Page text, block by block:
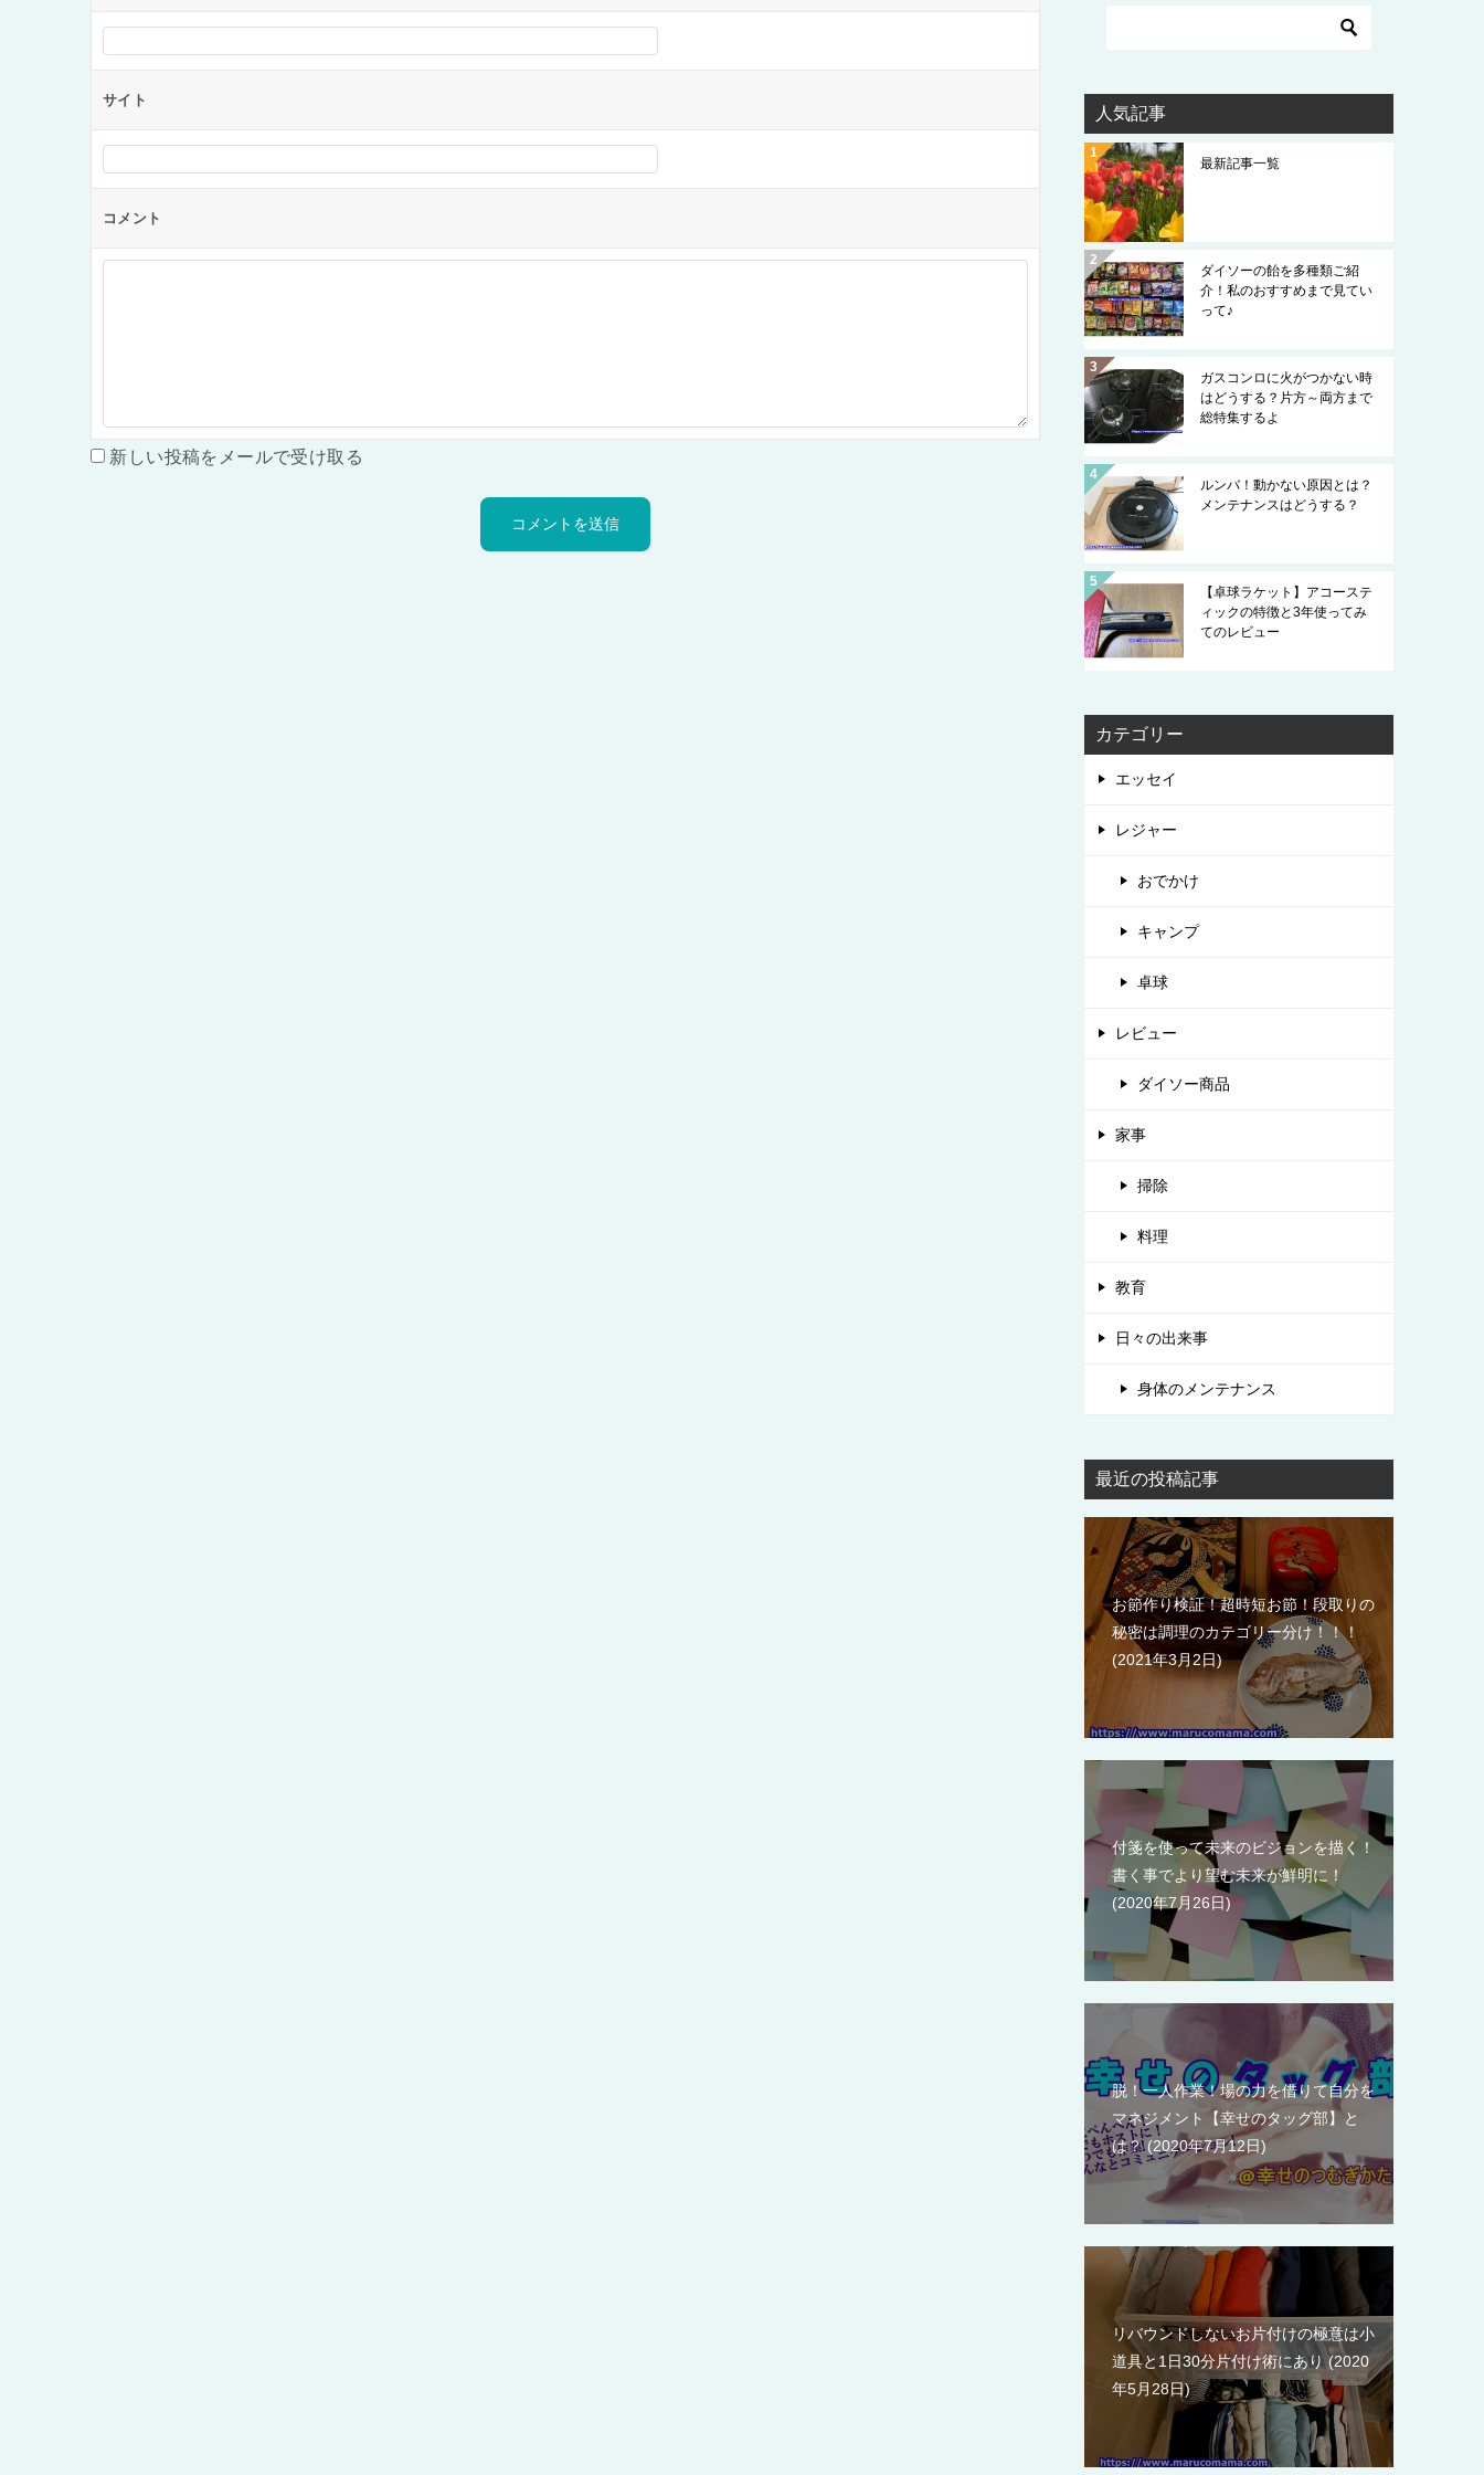
サイト
コメント
新しい投稿をメールで受け取る
人気記事
最新記事一覧
ダイソーの飴を多種類ご紹
介！私のおすすめまで見てい
って♪
ガスコンロに火がつかない時
はどうする？片方～両方まで
総特集するよ
ルンバ！動かない原因とは？
メンテナンスはどうする？
【卓球ラケット】アコーステ
ィックの特徴と3年使ってみ
てのレビュー
カテゴリー
エッセイ
レジャー
おでかけ
キャンプ
卓球
レビュー
ダイソー商品
家事
掃除
料理
教育
日々の出来事
身体のメンテナンス
最近の投稿記事
お節作り検証！超時短お節！段取りの
秘密は調理のカテゴリー分け！！！
2021年3月2日
付箋を使って未来のビジョンを描く！
書く事でより望む未来が鮮明に！
2020年7月26日
脱！一人作業！場の力を借りて自分を
マネジメント【幸せのタッグ部】と
は？
2020年7月12日
リバウンドしないお片付けの極意は小
道具と1日30分片付け術にあり
2020
年5月28日